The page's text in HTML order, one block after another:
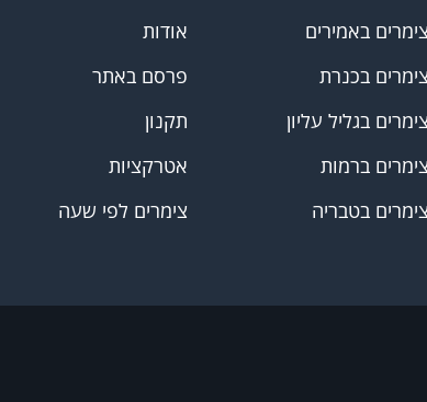
צימרים באמירים
צימרים בכנרת
צימרים בגליל עליון
צימרים ברמות
צימרים בטבריה
אודות
פרסם באתר
תקנון
אטרקציות
צימרים לפי שעה